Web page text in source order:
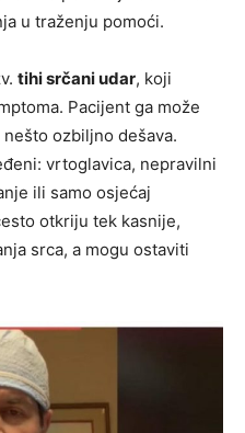
u traženju pomoći.
tihi srčani udar, koji
Pacijent ga može
ozbiljno dešava.
vrtoglavica, nepravilni
ili samo osjećaj
otkriju tek kasnije,
srca, a mogu ostaviti